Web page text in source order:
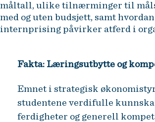
måltall, ulike tilnærminger til
med og uten budsjett, samt
internprising påvirker atferd i
Fakta: Læringsutbytte og
Emnet i strategisk
studentene verdifulle
ferdigheter og generell